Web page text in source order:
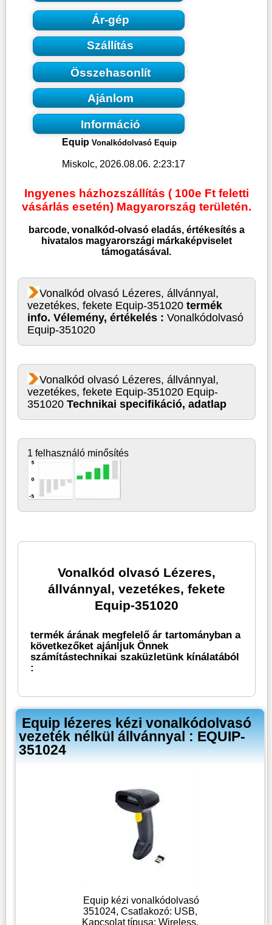
Ár-gép
Szállítás
Összehasonlít
Ajánlom
Információ
Equip Vonalkódolvasó Equip
Miskolc, 2026.08.06. 2:23:17
Ingyenes házhozszállítás ( 100e Ft feletti
vásárlás esetén) Magyarország területén.
barcode, vonalkód-olvasóeladás, értékesítés a
hivatalos magyarországi márkaképviselet
támogatásával.
Vonalkód olvasó Lézeres, állvánnyal,
vezetékes, fekete Equip-351020termék
info. Vélemény, értékelés : Vonalkódolvasó
Equip-351020
Vonalkód olvasó Lézeres, állvánnyal,
vezetékes, fekete Equip-351020 Equip-
351020Technikai specifikáció, adatlap
1 felhasználó minősítés
Vonalkód olvasó Lézeres,
állvánnyal, vezetékes, fekete
Equip-351020
termék árának megfelelő ár tartományban a
következőket ajánljuk Önnek
számítástechnikai szaküzletünk kínálatából
:
Equip lézeres kézi vonalkódolvasó
vezeték nélkül állvánnyal : EQUIP-
351024
Equip kézi vonalkódolvasó
351024, Csatlakozó: USB,
Kapcsolat típusa: Wireless,